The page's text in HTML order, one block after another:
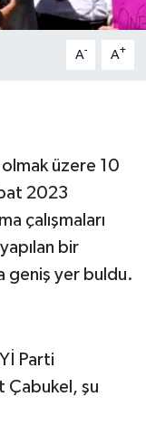
A- A+
üzere 10
2023
çalışmaları
bir
geniş yer buldu.
Parti
Çabukel, şu